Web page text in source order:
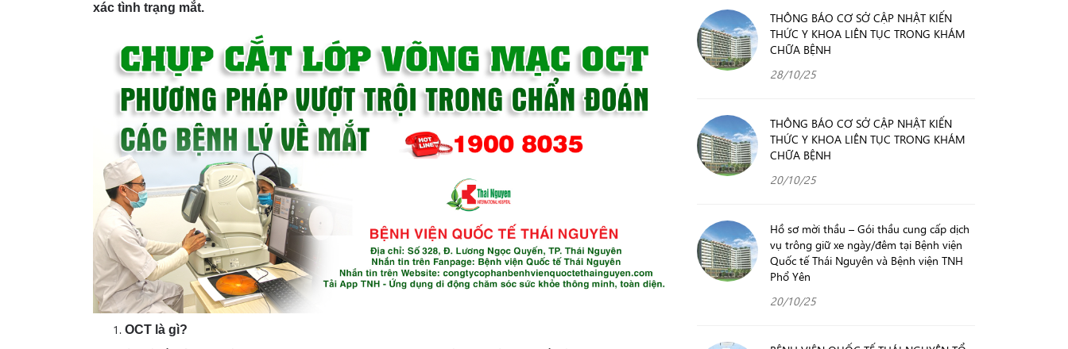
xác tình trạng mắt.
OCT là gì?
THÔNG BÁO CƠ SỞ CẬP NHẬT KIẾN
THỨC Y KHOA LIÊN TỤC TRONG KHÁM
CHỮA BỆNH
28/10/25
THÔNG BÁO CƠ SỞ CẬP NHẬT KIẾN
THỨC Y KHOA LIÊN TỤC TRONG KHÁM
CHỮA BỆNH
20/10/25
Hồ sơ mời thầu – Gói thầu cung cấp dịch
vụ trông giữ xe ngày/đêm tại Bệnh viện
Quốc tế Thái Nguyên và Bệnh viện TNH
Phổ Yên
20/10/25